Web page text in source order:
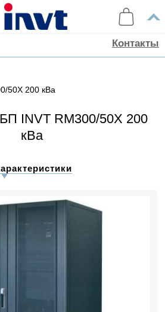
Контакты
50X 200 кВа
INVT RM300/50X 200
кВа